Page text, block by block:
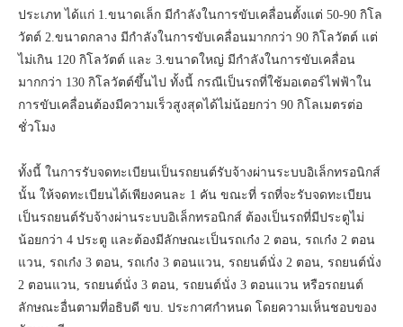
ประเภท ได้แก่ 1.ขนาดเล็ก มีกําลังในการขับเคลื่อนตั้งแต่ 50-90 กิโล
วัตต์ 2.ขนาดกลาง มีกําลังในการขับเคลื่อนมากกว่า 90 กิโลวัตต์ แต่
ไม่เกิน 120 กิโลวัตต์ และ 3.ขนาดใหญ่ มีกําลังในการขับเคลื่อน
มากกว่า 130 กิโลวัตต์ขึ้นไป ทั้งนี้ กรณีเป็นรถที่ใช้มอเตอร์ไฟฟ้าใน
การขับเคลื่อนต้องมีความเร็วสูงสุดได้ไม่น้อยกว่า 90 กิโลเมตรต่อ
ชั่วโมง
ทั้งนี้ ในการรับจดทะเบียนเป็นรถยนต์รับจ้างผ่านระบบอิเล็กทรอนิกส์
นั้น ให้จดทะเบียนได้เพียงคนละ 1 คัน ขณะที่ รถที่จะรับจดทะเบียน
เป็นรถยนต์รับจ้างผ่านระบบอิเล็กทรอนิกส์ ต้องเป็นรถที่มีประตูไม่
น้อยกว่า 4 ประตู และต้องมีลักษณะเป็นรถเก๋ง 2 ตอน, รถเก๋ง 2 ตอน
แวน, รถเก๋ง 3 ตอน, รถเก๋ง 3 ตอนแวน, รถยนต์นั่ง 2 ตอน, รถยนต์นั่ง
2 ตอนแวน, รถยนต์นั่ง 3 ตอน, รถยนต์นั่ง 3 ตอนแวน หรือรถยนต์
ลักษณะอื่นตามที่อธิบดี ขบ. ประกาศกําหนด โดยความเห็นชอบของ